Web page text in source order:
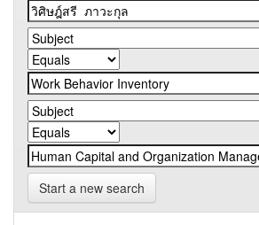
Start a new search